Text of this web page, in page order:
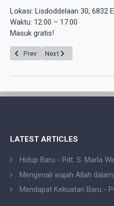
Lokasi: Lisdoddelaan 30, 6832
Waktu: 12.00 – 17.00
Masuk gratis!
Previous article: Hari Olahraga GKIN
Prev Next article: Lustrum
Next
LATEST ARTICLES
Hidup Baru - Pdt. S. Marla
Mengenali wajah Allah
Mendapat Kekuatan Baru -